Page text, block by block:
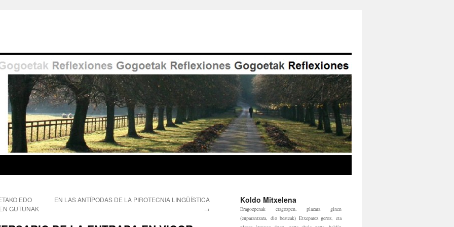
EDO
GUTUNAK
EN LAS ANTÍPODAS DE LA PIROTECNIA LINGÜÍSTICA
→
Koldo Mitxelena
Eragozpenak eragozpen, plazara ginen
(enparantzara, dio besteak) Etxeparez geroz, eta